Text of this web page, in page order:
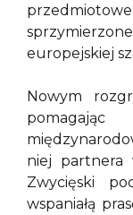
europejskiej
Nowym
niej partnera
Zwycięski
wspaniałą